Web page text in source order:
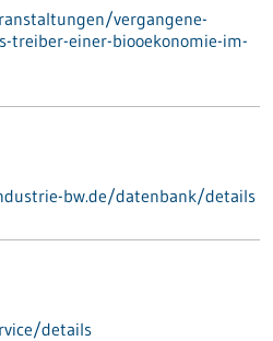
vergangene-
treiber-einer-biooekonomie-im-
bw.de/datenbank/details
details